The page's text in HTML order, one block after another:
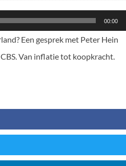
00:00
Een gesprek met Peter Hein
Van inflatie tot koopkracht.